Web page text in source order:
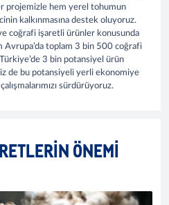
projemizle hem yerel tohumun
kalkınmasına destek oluyoruz.
coğrafi işaretli ürünler konusunda
Avrupa’da toplam 3 bin 500 coğrafi
3 bin potansiyel ürün
de bu potansiyeli yerli ekonomiye
sürdürüyoruz.
ÖNEMI